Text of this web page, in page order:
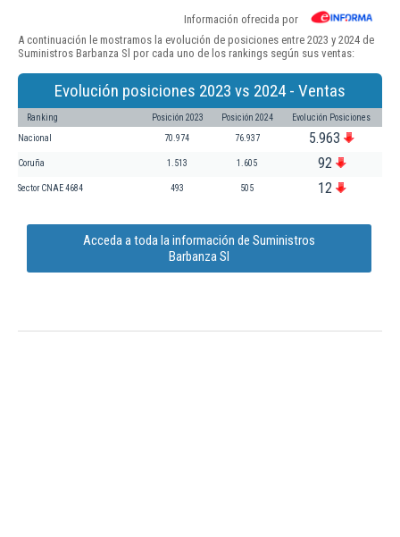
Información ofrecida por
A continuación le mostramos la evolución de posiciones entre 2023 y 2024 de
Suministros Barbanza Sl por cada uno de los rankings según sus ventas:
Evolución posiciones 2023 vs 2024 - Ventas
Ranking Posición 2023 Posición 2024 Evolución Posiciones
Nacional 70.974 76.937 5.963
Coruña 1.513 1.605 92
Sector CNAE 4684 493 505 12
Acceda a toda la información de Suministros
Barbanza Sl